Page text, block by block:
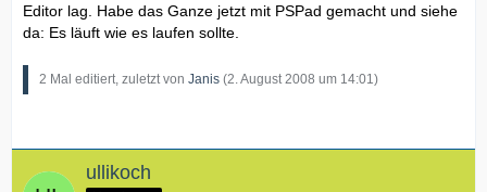
Editor lag. Habe das Ganze jetzt mit PSPad gemacht und siehe
da: Es läuft wie es laufen sollte.
2 Mal editiert, zuletzt von Janis (2. August 2008 um 14:01)
ullikoch